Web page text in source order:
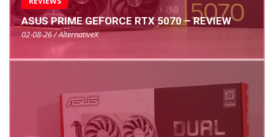
ASUS PRIME GEFORCE RTX 5070 – REVIEW
02-08-26 / AlternativeX